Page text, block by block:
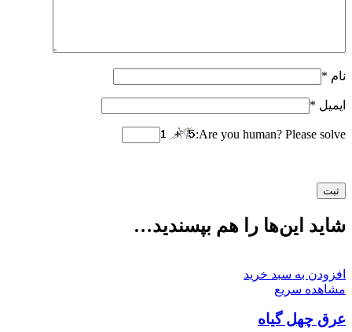
نام *
ایمیل *
Are you human? Please solve:
شاید این‌ها را هم بپسندید…
افزودن به سبد خرید
مشاهده سریع
عرق چهل گیاه